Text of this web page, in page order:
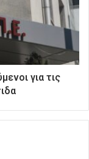
για τις